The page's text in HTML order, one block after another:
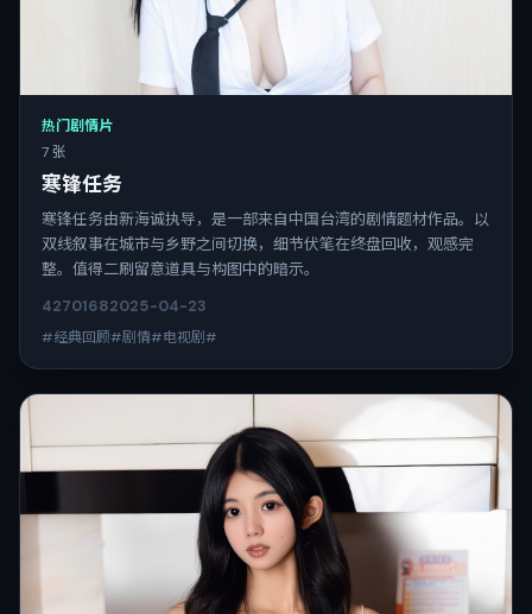
热门剧情片
7 张
寒锋任务
寒锋任务由新海诚执导，是一部来自中国台湾的剧情题材作品。以
双线叙事在城市与乡野之间切换，细节伏笔在终盘回收，观感完
整。值得二刷留意道具与构图中的暗示。
42701682025-04-23
#经典回顾#剧情#电视剧#